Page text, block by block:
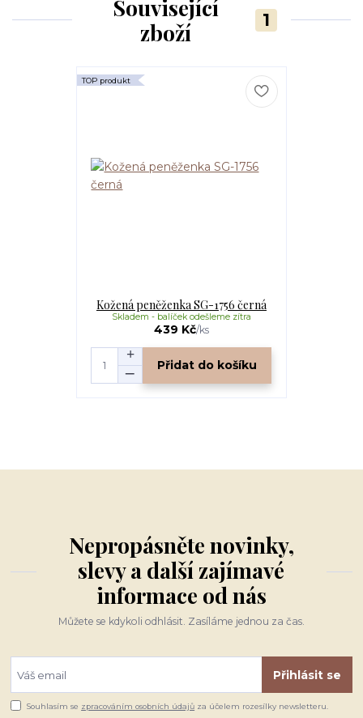
Související
zboží
1
TOP produkt
Kožená peněženka SG-1756 černá
439 Kč/ks
Skladem - balíček odešleme zítra
Přidat do košíku
Nepropásněte novinky,
slevy a další zajímavé
informace od nás
Můžete se kdykoli odhlásit. Zasíláme jednou za čas.
Přihlásit se
Souhlasím se zpracováním osobních údajů za účelem rozesílky newsletteru.